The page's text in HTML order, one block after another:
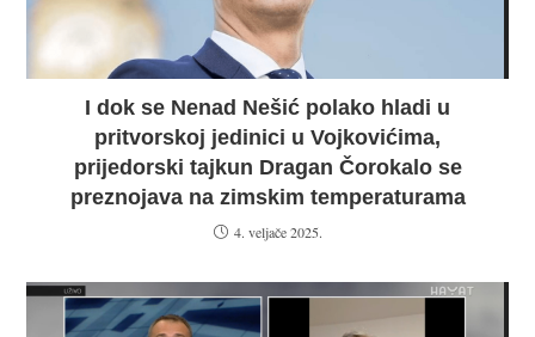
I dok se Nenad Nešić polako hladi u
pritvorskoj jedinici u Vojkovićima,
prijedorski tajkun Dragan Čorokalo se
preznojava na zimskim temperaturama
4. veljače 2025.